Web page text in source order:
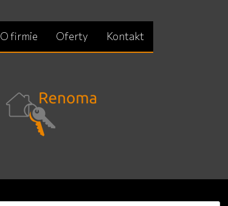
O firmie Oferty Kontakt